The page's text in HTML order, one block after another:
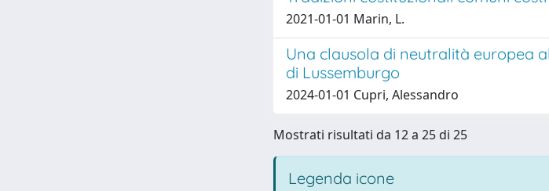
2021-01-01 Marin, L.
Una clausola di neutralità europea
di Lussemburgo
2024-01-01 Cupri, Alessandro
Mostrati risultati da 12 a 25 di 25
Legenda icone